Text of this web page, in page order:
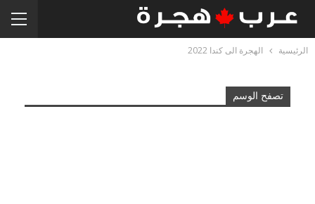
الرئيسية الهجرة الى كندا 2022
تصفح الوسم